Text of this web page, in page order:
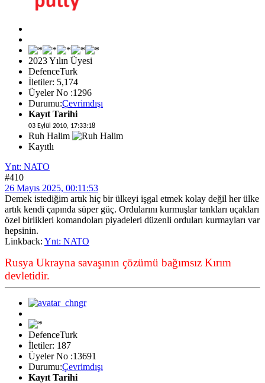
2023 Yılın Üyesi
DefenceTurk
İletiler: 5,174
Üyeler No :1296
Durumu:Çevrimdışı
Kayıt Tarihi
03 Eylül 2010, 17:33:18
Ruh Halim
Kayıtlı
Ynt: NATO
#410
26 Mayıs 2025, 00:11:53
Demek istediğim artık hiç bir ülkeyi işgal etmek kolay değil her ülke
artık kendi çapında süper güç. Ordularını kurmuşlar tankları uçakları
özel birlikleri komandoları piyadeleri düzenli orduları kurmayları var
hepsinin.
Linkback: Ynt: NATO
Rusya Ukrayna savaşının çözümü bağımsız Kırım
devletidir.
DefenceTurk
İletiler: 187
Üyeler No :13691
Durumu:Çevrimdışı
Kayıt Tarihi